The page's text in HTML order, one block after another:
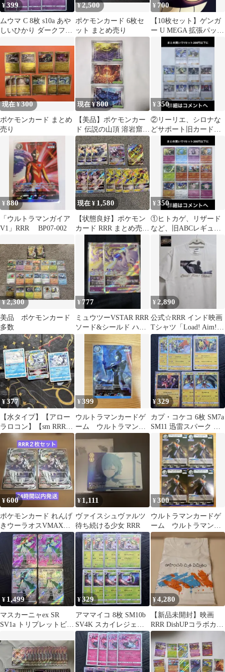
¥399
ムウマ C 8枚 s10a あや
しいひかり ダークファ
¥2,500
ポケモンカード 6枚セ
ット まとめ売り
¥ 700
【10枚セット】ゲンガ
ー U MEGA 拡張パック
ムニキスゼロ 049/080
現在 ¥300
ポケモンカード まとめ
売り
現在 ¥800
【美品】ポケモンカー
ド 伝説の山頂 溶岩窟
海溝 6枚セット ストー
ムエメラルダ
¥350
②リーリエ、シロナな
どサポート旧カードま
¥880
「ウルトラマンガイア
V1」RRR BP07-002
現在 ¥ 1,580
【状態良好】ポケモン
カード RRR まとめ売り
ルガ
¥350
①ヒトカゲ、リザード
など、旧ABCレギュま
とめ
¥2,300
美品 ポケモンカード
多数
¥ 777
ミュウツーVSTAR RRR
ソード&シールド ハイ
クラスパック VSTAR
¥2,890
​公式☆RRR インド映画
Tシャツ「Load! Aim!
Shoot!」 L
¥377
【水タイプ】【アロー
ラロコン】【sm RRR】
イラスト 3点
¥399
ウルトラマンカードゲ
ーム ウルトラマンブ
ル RRR BP08-034 美品
¥329
カプ・コケコ 6枚 SM7a
SM11 迅雷スパーク ミ
ラクルツイン
¥600
ポケモンカード れんげ
きウーラオスVMAX
RRR 2枚セット s8b
¥ 1,111
ヴァイスシュヴァルツ
待ち続ける少女 RRR
¥300
ウルトラマンカードゲ
ーム ウルトラマンネ
クサス RR BP05-031 4
¥ 1,499
マスカーニャex SR
SV1a トリプレットビー
¥329
アママイコ 8枚 SM10b
SV4K スカイレジェン
ド
¥4,280
【新品未開封】映画
RRR DishUPコラボカフ
ェ限定Tシャツ 白 Lサ
イズ